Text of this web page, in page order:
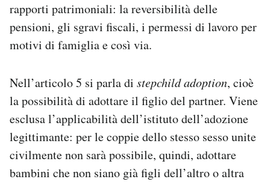
rapporti patrimoniali: la reversibilità delle
pensioni, gli sgravi fiscali, i permessi di lavoro per
motivi di famiglia e così via.
Nell’articolo 5 si parla di stepchild adoption, cioè
la possibilità di adottare il figlio del partner. Viene
esclusa l’applicabilità dell’istituto dell’adozione
legittimante: per le coppie dello stesso sesso unite
civilmente non sarà possibile, quindi, adottare
bambini che non siano già figli dell’altro o altra